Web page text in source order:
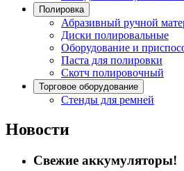
Полировка
Абразивный ручной
Диски полировальные
Оборудование и
Паста для полировки
Скотч полировочный
Торговое оборудование
Стенды для ремней
Новости
Свежие аккумуляторы!